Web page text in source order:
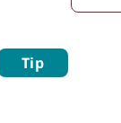
Tip